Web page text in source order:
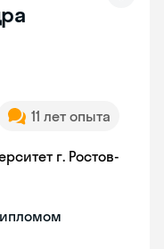
11 лет опыта
г. Ростов-